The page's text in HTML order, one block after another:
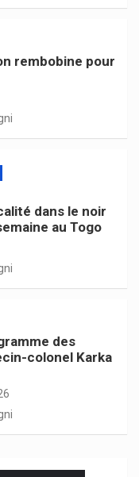
rembobine pour
dans le noir
au Togo
des
colonel Karka